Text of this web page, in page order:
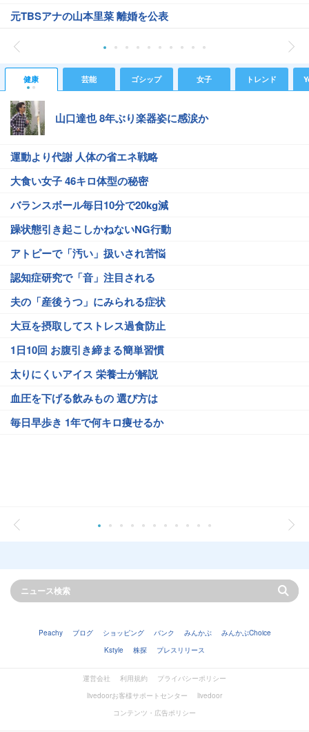
元TBSアナの山本里菜 離婚を公表
健康 芸能 ゴシップ 女子 トレンド
山口達也 8年ぶり楽器姿に感涙か
運動より代謝 人体の省エネ戦略
大食い女子 46キロ体型の秘密
バランスボール毎日10分で20kg減
躁状態引き起こしかねないNG行動
アトピーで「汚い」扱いされ苦悩
認知症研究で「音」注目される
夫の「産後うつ」にみられる症状
大豆を摂取してストレス過食防止
1日10回 お腹引き締まる簡単習慣
太りにくいアイス 栄養士が解説
血圧を下げる飲みもの 選び方は
毎日早歩き 1年で何キロ痩せるか
Peachy ブログ ショッピング バンク みんかぶ
みんかぶChoice
Kstyle
株探 プレスリリース
運営会社 利用規約
プライバシーポリシー
livedoorお客様サポートセンター
livedoor
コンテンツ・広告ポリシー